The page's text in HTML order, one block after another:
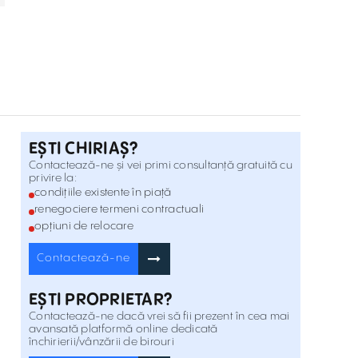
Inchiriere
Mode Timișoara
Piața Iuliu Maniu , Timișoara
Spatii de birouri de inchiriat in Crisma
Offices
Bd. 16 Decembrie 1989, 25 , Timișoara
Birouri de inchiriat in Diaconu Coresi Nr.
Inchiriere
Birouri de inchiriat in Hanover Office
Building
Bulevardul Cetatii 5 , Timișoara
EȘTI CHIRIAȘ?
Contactează-ne și vei primi consultanță gratuită cu
privire la:
condițiile existente în piață
renegociere termeni contractuali
opțiuni de relocare
Contactează-ne
EȘTI PROPRIETAR?
Contactează-ne dacă vrei să fii prezent în cea mai
avansată platformă online dedicată
închirierii/vânzării de birouri